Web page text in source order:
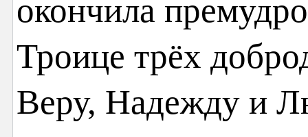
окончила
Троице трёх
Веру, Надежду и